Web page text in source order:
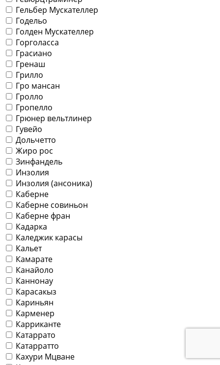
Гельбер Мускателлер
Годельо
Голден Мускателлер
Горголасса
Грасиано
Гренаш
Грилло
Гро мансан
Гролло
Гропелло
Грюнер вельтлинер
Гувейо
Дольчетто
Жиро рос
Зинфандель
Инзолия
Инзолия (ансоника)
Каберне
Каберне совиньон
Каберне фран
Кадарка
Каледжик карасы
Кальет
Камарате
Канайоло
Каннонау
Карасакыз
Кариньян
Карменер
Карриканте
Катаррато
Катарратто
Кахури Мцване